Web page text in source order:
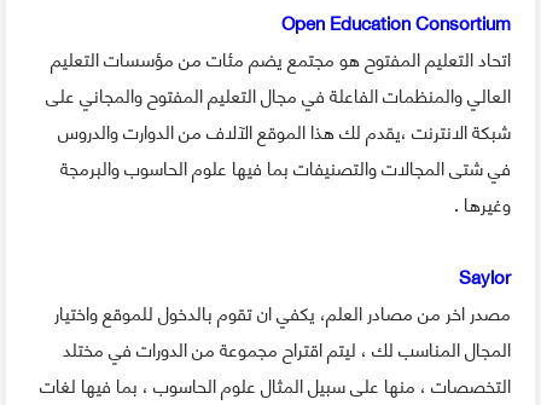
Open Education Consortium
اتحاد التعليم المفتوح هو مجتمع يضم مئات من مؤسسات التعليم
العالي والمنظمات الفاعلة في مجال التعليم المفتوح والمجاني على
شبكة الانترنت ،يقدم لك هذا الموقع الآلاف من الدوارت والدروس
في شتى المجالات والتصنيفات بما فيها علوم الحاسوب والبرمجة
وغيرها .
Saylor
مصدر اخر من مصادر العلم، يكفي ان تقوم بالدخول للموقع واختيار
المجال المناسب لك ، ليتم اقتراح مجموعة من الدورات في مختلد
التخصصات ، منها على سبيل المثال علوم الحاسوب ، بما فيها لغات